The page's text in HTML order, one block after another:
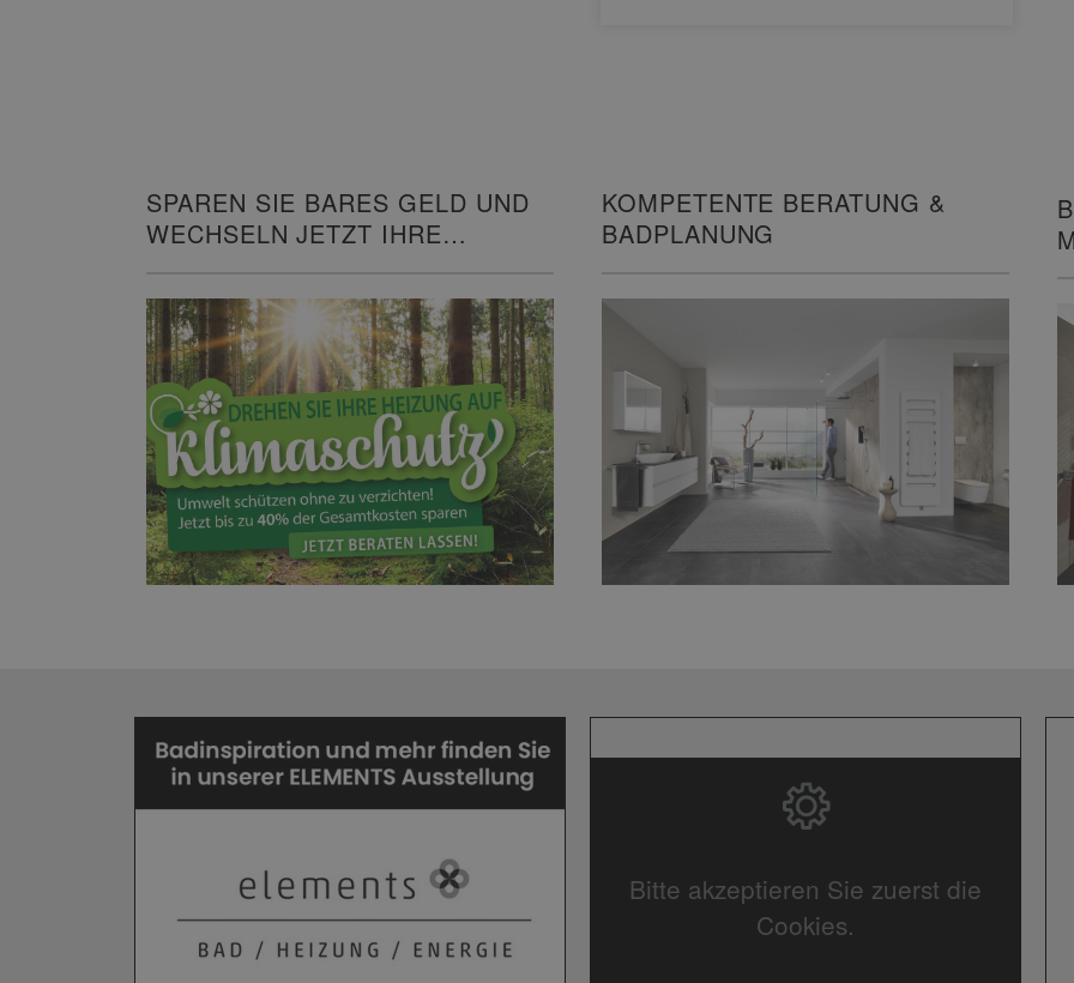
SPAREN SIE BARES GELD UND
WECHSELN JETZT IHRE
KOMPETENTE BERATUNG &
BADPLANUNG
Bitte akzeptieren Sie zuerst die
Cookies.